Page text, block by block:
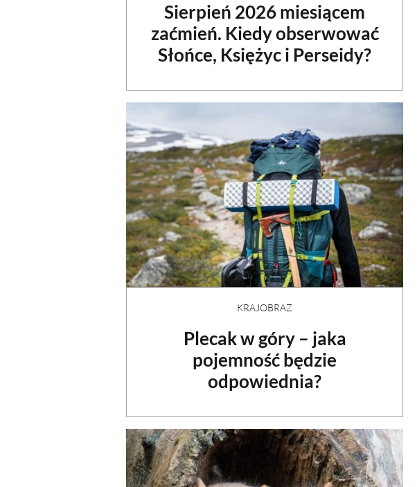
Sierpień 2026 miesiącem
zaćmień. Kiedy obserwować
Słońce, Księżyc i Perseidy?
KRAJOBRAZ
Plecak w góry – jaka
pojemność będzie
odpowiednia?